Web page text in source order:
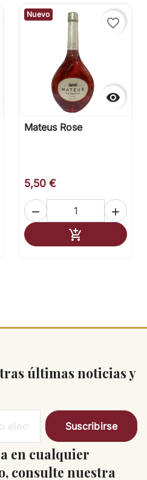
Nuevo

favorite_border
Mateus Rose
5,50 €
 
 Añadir al
últimas noticias y
en cualquier
consulte nuestra